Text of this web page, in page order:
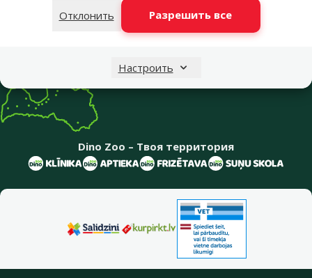
Отклонить
Разрешить все
Настроить
Информация о компании
Dino Zoo – Твоя территория